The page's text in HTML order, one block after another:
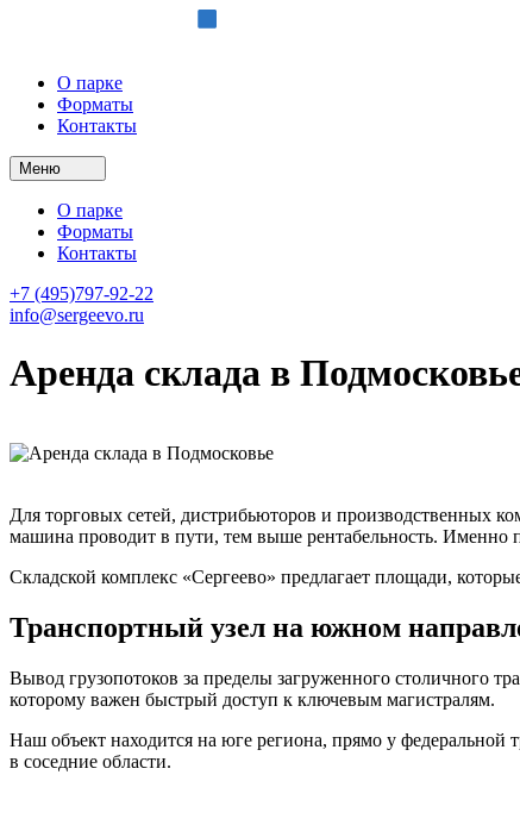
О парке
Форматы
Контакты
Меню
О парке
Форматы
Контакты
+7 (495)797-92-22
info@sergeevo.ru
Аренда склада в
Для торговых сетей, дистрибьюторов и производственных
машина проводит в пути, тем выше рентабельность. Именно
Складской комплекс «Сергеево» предлагает площади,
Транспортный узел на южном
Вывод грузопотоков за пределы загруженного столичного
которому важен быстрый доступ к ключевым магистралям.
Наш объект находится на юге региона, прямо у
в соседние области.